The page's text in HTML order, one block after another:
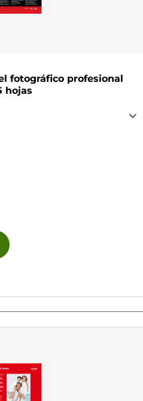
fotográfico profesional
hojas